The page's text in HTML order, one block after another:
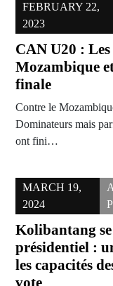
FEBRUARY 22,
2023
CAN U20 :
Mozambique
finale
Contre le
Dominateurs mais
ont fini…
MARCH 19,
2024
Kolibantang
présidentiel :
les capacités
vote